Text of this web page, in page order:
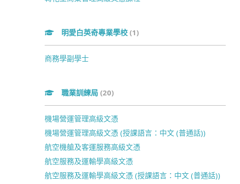
明愛白英奇專業學校 (1)
商務學副學士
職業訓練局 (20)
機場營運管理高級文憑
機場營運管理高級文憑 (授課語言：中文 (普通話))
航空機艙及客運服務高級文憑
航空服務及運輸學高級文憑
航空服務及運輸學高級文憑 (授課語言：中文 (普通話))